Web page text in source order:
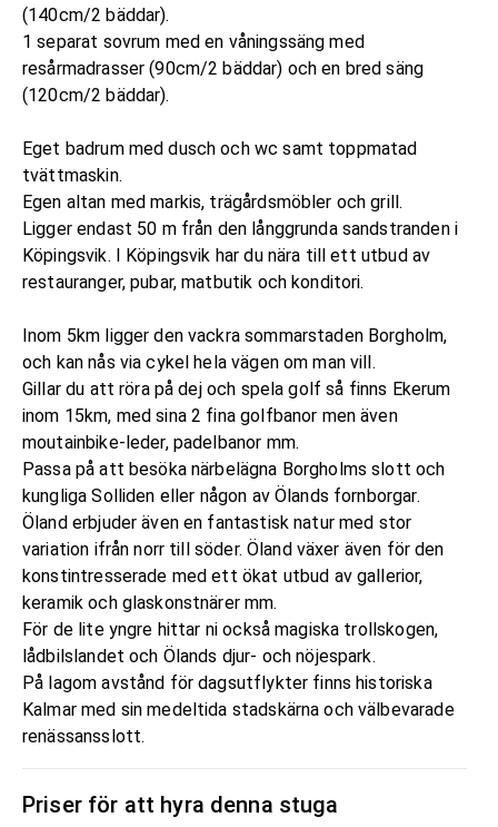
(140cm/2 bäddar).
1 separat sovrum med en våningssäng med
resårmadrasser (90cm/2 bäddar) och en bred säng
(120cm/2 bäddar).
Eget badrum med dusch och wc samt toppmatad
tvättmaskin.
Egen altan med markis, trägårdsmöbler och grill.
Ligger endast 50 m från den långgrunda sandstranden i
Köpingsvik. I Köpingsvik har du nära till ett utbud av
restauranger, pubar, matbutik och konditori.
Inom 5km ligger den vackra sommarstaden Borgholm,
och kan nås via cykel hela vägen om man vill.
Gillar du att röra på dej och spela golf så finns Ekerum
inom 15km, med sina 2 fina golfbanor men även
moutainbike-leder, padelbanor mm.
Passa på att besöka närbelägna Borgholms slott och
kungliga Solliden eller någon av Ölands fornborgar.
Öland erbjuder även en fantastisk natur med stor
variation ifrån norr till söder. Öland växer även för den
konstintresserade med ett ökat utbud av gallerior,
keramik och glaskonstnärer mm.
För de lite yngre hittar ni också magiska trollskogen,
lådbilslandet och Ölands djur- och nöjespark.
På lagom avstånd för dagsutflykter finns historiska
Kalmar med sin medeltida stadskärna och välbevarade
renässansslott.
Priser för att hyra denna stuga